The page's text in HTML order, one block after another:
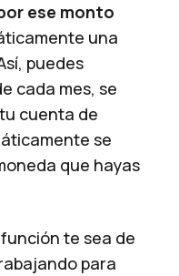
ese monto
una
puedes
cada mes, se
cuenta de
se
que hayas
te sea de
para